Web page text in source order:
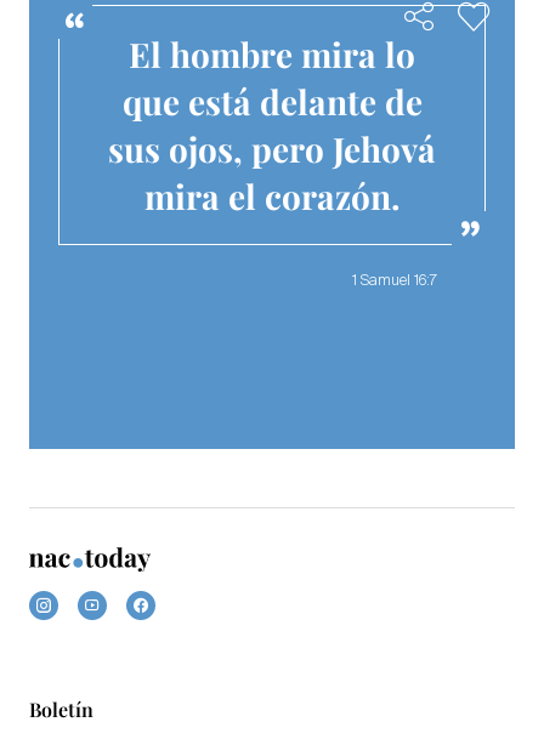
El hombre mira lo
que está delante de
sus ojos, pero Jehová
mira el corazón.
1 Samuel 16:7
Boletín